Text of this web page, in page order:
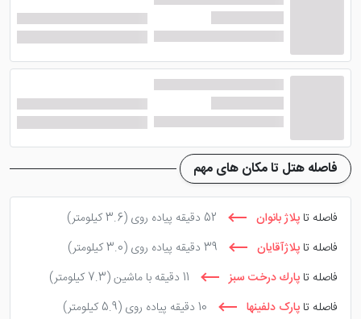
می‌باشند. پرسنل رستوران بسیار حرفه‌ای، مرتب، تمیز و
خوش برخورد هستند.
هتل آنا کیش به چه بازارهایی
نزدیک است؟
هتل آنا در کیش به دلیل موقعیت مکانی خوبی که دارد به
اماکن بسیاری همچون: رستوران کوه نور، بلوار ساحل، مرکز
خرید مروارید و اسکله تفریحی کیش بسیار نزدیک می باشد.
شهربازی هایلند کیش نیز فاصله‌ی بسیار کمی با این هتل
کیش دارد. این شهر بازی برای کودکان بهشتی در جزیره
کیش محسوب می‌شود.
فاصله هتل تا مکان های مهم
فاصله تا پلاژ بانوان 52 دقیقه پیاده روی
(3.6 کیلومتر)
فاصله تا پلاژآقایان 39 دقیقه پیاده روی
(3.0 کیلومتر)
فاصله تا پارك درخت سبز 11 دقیقه با ماشین
(7.3 کیلومتر)
فاصله تا پارک دلفینها 10 دقیقه پیاده روی
(5.9 کیلومتر)